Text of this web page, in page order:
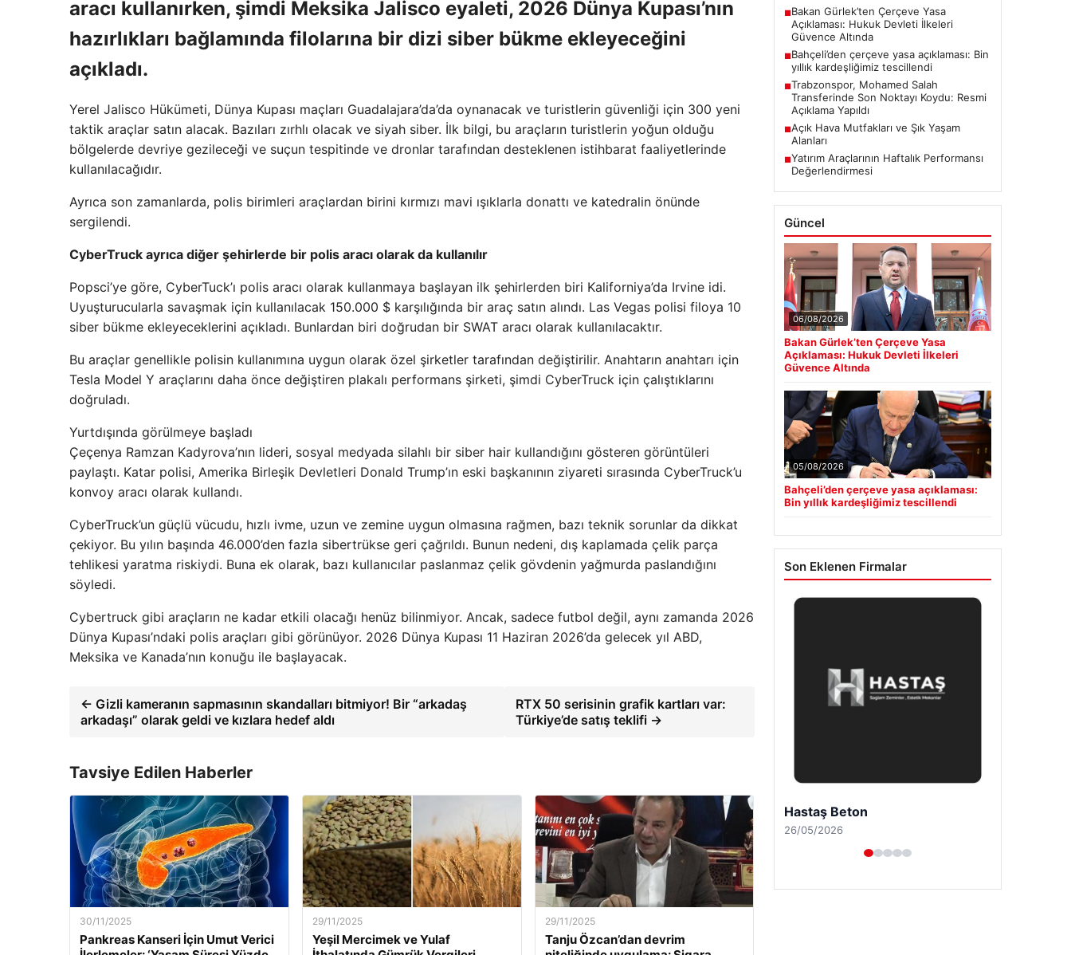
aracı kullanırken, şimdi Meksika Jalisco eyaleti, 2026 Dünya Kupası’nın
hazırlıkları bağlamında filolarına bir dizi siber bükme ekleyeceğini
açıkladı.
Yerel Jalisco Hükümeti, Dünya Kupası maçları Guadalajara’da’da oynanacak ve turistlerin güvenliği için 300 yeni
taktik araçlar satın alacak. Bazıları zırhlı olacak ve siyah siber. İlk bilgi, bu araçların turistlerin yoğun olduğu
bölgelerde devriye gezileceği ve suçun tespitinde ve dronlar tarafından desteklenen istihbarat faaliyetlerinde
kullanılacağıdır.
Ayrıca son zamanlarda, polis birimleri araçlardan birini kırmızı mavi ışıklarla donattı ve katedralin önünde
sergilendi.
CyberTruck ayrıca diğer şehirlerde bir polis aracı olarak da kullanılır
Popsci’ye göre, CyberTuck’ı polis aracı olarak kullanmaya başlayan ilk şehirlerden biri Kaliforniya’da Irvine idi.
Uyuşturucularla savaşmak için kullanılacak 150.000 $ karşılığında bir araç satın alındı. Las Vegas polisi filoya 10
siber bükme ekleyeceklerini açıkladı. Bunlardan biri doğrudan bir SWAT aracı olarak kullanılacaktır.
Bu araçlar genellikle polisin kullanımına uygun olarak özel şirketler tarafından değiştirilir. Anahtarın anahtarı için
Tesla Model Y araçlarını daha önce değiştiren plakalı performans şirketi, şimdi CyberTruck için çalıştıklarını
doğruladı.
Yurtdışında görülmeye başladı
Çeçenya Ramzan Kadyrova’nın lideri, sosyal medyada silahlı bir siber hair kullandığını gösteren görüntüleri
paylaştı. Katar polisi, Amerika Birleşik Devletleri Donald Trump’ın eski başkanının ziyareti sırasında CyberTruck’u
konvoy aracı olarak kullandı.
CyberTruck’un güçlü vücudu, hızlı ivme, uzun ve zemine uygun olmasına rağmen, bazı teknik sorunlar da dikkat
çekiyor. Bu yılın başında 46.000’den fazla sibertrükse geri çağrıldı. Bunun nedeni, dış kaplamada çelik parça
tehlikesi yaratma riskiydi. Buna ek olarak, bazı kullanıcılar paslanmaz çelik gövdenin yağmurda paslandığını
söyledi.
Cybertruck gibi araçların ne kadar etkili olacağı henüz bilinmiyor. Ancak, sadece futbol değil, aynı zamanda 2026
Dünya Kupası’ndaki polis araçları gibi görünüyor. 2026 Dünya Kupası 11 Haziran 2026’da gelecek yıl ABD,
Meksika ve Kanada’nın konuğu ile başlayacak.
← Gizli kameranın sapmasının skandalları bitmiyor! Bir “arkadaş
arkadaşı” olarak geldi ve kızlara hedef aldı
RTX 50 serisinin grafik kartları var:
Türkiye’de satış teklifi →
Tavsiye Edilen Haberler
30/11/2025
Pankreas Kanseri İçin Umut Verici
29/11/2025
Yeşil Mercimek ve Yulaf
29/11/2025
Tanju Özcan’dan devrim
■Bakan Gürlek’ten Çerçeve Yasa
Açıklaması: Hukuk Devleti İlkeleri
Güvence Altında
■Bahçeli’den çerçeve yasa açıklaması: Bin
yıllık kardeşliğimiz tescillendi
■Trabzonspor, Mohamed Salah
Transferinde Son Noktayı Koydu: Resmi
Açıklama Yapıldı
■Açık Hava Mutfakları ve Şık Yaşam
Alanları
■Yatırım Araçlarının Haftalık Performansı
Değerlendirmesi
Güncel
06/08/2026
Bakan Gürlek’ten Çerçeve Yasa
Açıklaması: Hukuk Devleti İlkeleri
Güvence Altında
05/08/2026
Bahçeli’den çerçeve yasa açıklaması:
Bin yıllık kardeşliğimiz tescillendi
Son Eklenen Firmalar
Prenses Night Club
29/04/2026